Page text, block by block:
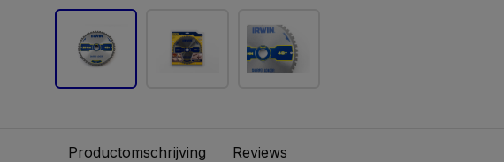
Productomschrijving Reviews